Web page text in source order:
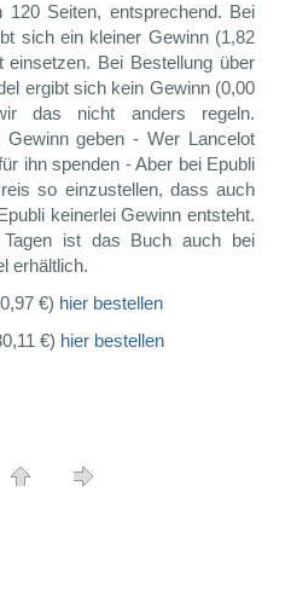
Seiten, entsprechend. Bei
sich ein kleiner Gewinn (1,82
Bei Bestellung über
ergibt sich kein Gewinn (0,00
das nicht anders regeln.
geben - Wer Lancelot
ihn spenden - Aber bei Epubli
so einzustellen, dass auch
keinerlei Gewinn entsteht.
ist das Buch auch bei
erhältlich.
€) hier bestellen
€) hier bestellen